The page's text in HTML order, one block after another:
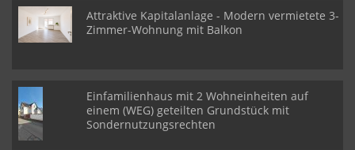
Attraktive Kapitalanlage - Modern vermietete 3-
Zimmer-Wohnung mit Balkon
Einfamilienhaus mit 2 Wohneinheiten auf
einem (WEG) geteilten Grundstück mit
Sondernutzungsrechten